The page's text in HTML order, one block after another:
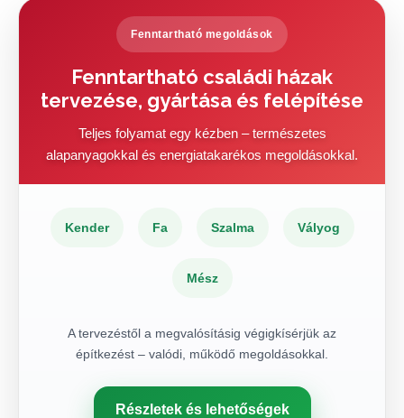
Fenntartható megoldások
Fenntartható családi házak
tervezése, gyártása és felépítése
Teljes folyamat egy kézben – természetes
alapanyagokkal és energiatakarékos megoldásokkal.
Kender Fa Szalma Vályog
Mész
A tervezéstől a megvalósításig végigkísérjük az
építkezést – valódi, működő megoldásokkal.
Részletek és lehetőségek